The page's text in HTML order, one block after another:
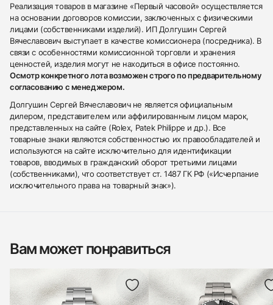
Реализация товаров в магазине «Первый часовой» осуществляется
на основании договоров комиссии, заключенных с физическими
лицами (собственниками изделий). ИП Долгушин Сергей
Вячеславович выступает в качестве комиссионера (посредника). В
связи с особенностями комиссионной торговли и хранения
ценностей, изделия могут не находиться в офисе постоянно.
Осмотр конкретного лота возможен строго по предварительному
согласованию с менеджером.
Долгушин Сергей Вячеславович не является официальным
дилером, представителем или аффилированным лицом марок,
представленных на сайте (Rolex, Patek Philippe и др.). Все
товарные знаки являются собственностью их правообладателей и
используются на сайте исключительно для идентификации
товаров, вводимых в гражданский оборот третьими лицами
(собственниками), что соответствует ст. 1487 ГК РФ («Исчерпание
исключительного права на товарный знак»).
Вам может понравиться